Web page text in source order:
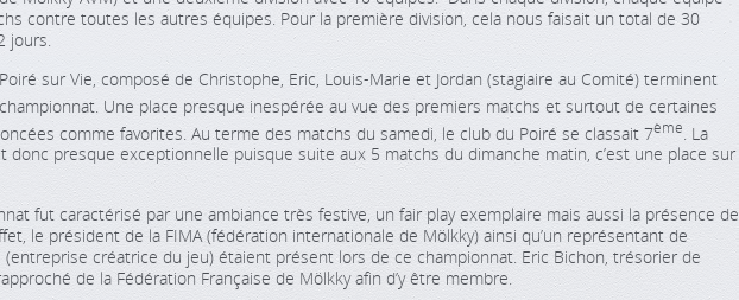
contre toutes les autres équipes. Pour la première division, cela nous faisait un total de 30
jours.
sur Vie, composé de Christophe, Eric, Louis-Marie et Jordan (stagiaire au Comité) terminent
Une place presque inespérée au vue des premiers matchs et surtout de certaines
comme favorites. Au terme des matchs du samedi, le club du Poiré se classait 7ème . La
donc presque exceptionnelle puisque suite aux 5 matchs du dimanche matin, c’est une place sur
fut caractérisé par une ambiance très festive, un fair play exemplaire mais aussi la présence de
le président de la FIMA (fédération internationale de Mölkky) ainsi qu’un représentant de
(entreprise créatrice du jeu) étaient présent lors de ce championnat. Eric Bichon, trésorier de
rapproché de la Fédération Française de Mölkky afin d’y être membre.